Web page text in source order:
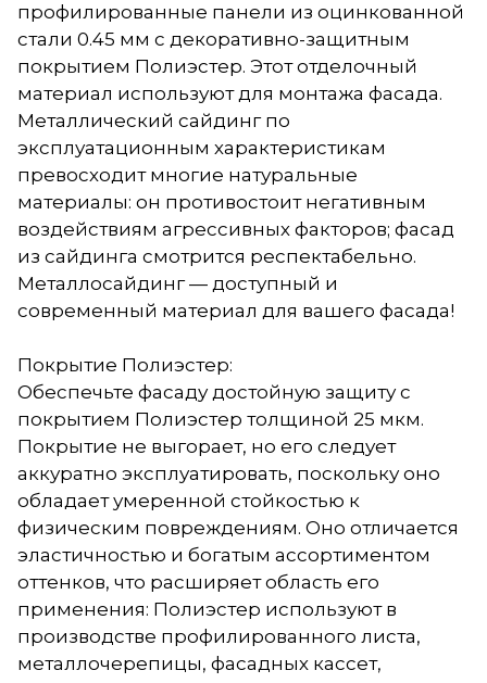
профилированные панели из оцинкованной
стали 0.45 мм с декоративно-защитным
покрытием Полиэстер. Этот отделочный
материал используют для монтажа фасада.
Металлический сайдинг по
эксплуатационным характеристикам
превосходит многие натуральные
материалы: он противостоит негативным
воздействиям агрессивных факторов; фасад
из сайдинга смотрится респектабельно.
Металлосайдинг — доступный и
современный материал для вашего фасада!
Покрытие Полиэстер:
Обеспечьте фасаду достойную защиту с
покрытием Полиэстер толщиной 25 мкм.
Покрытие не выгорает, но его следует
аккуратно эксплуатировать, поскольку оно
обладает умеренной стойкостью к
физическим повреждениям. Оно отличается
эластичностью и богатым ассортиментом
оттенков, что расширяет область его
применения: Полиэстер используют в
производстве профилированного листа,
металлочерепицы, фасадных кассет,